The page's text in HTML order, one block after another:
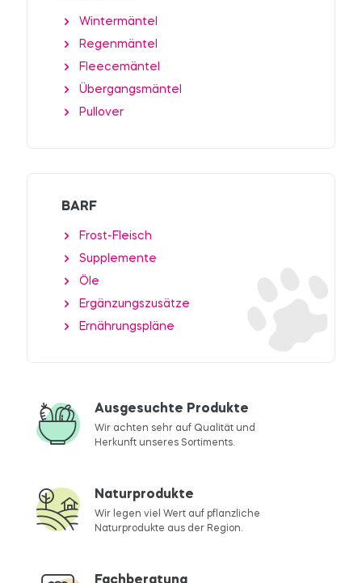
Wintermäntel
Regenmäntel
Fleecemäntel
Übergangsmäntel
Pullover
BARF
Frost-Fleisch
Supplemente
Öle
Ergänzungszusätze
Ernährungspläne
Ausgesuchte Produkte
Wir achten sehr auf Qualität und
Herkunft unseres Sortiments.
Naturprodukte
Wir legen viel Wert auf pflanzliche
Naturprodukte aus der Region.
Fachberatung